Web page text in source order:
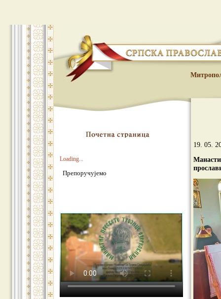
Loading...
Препоручујемо
19. 05.